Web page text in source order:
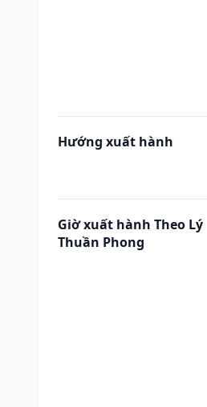
Hướng xuất hành
Giờ xuất hành Theo Lý
Thuần Phong